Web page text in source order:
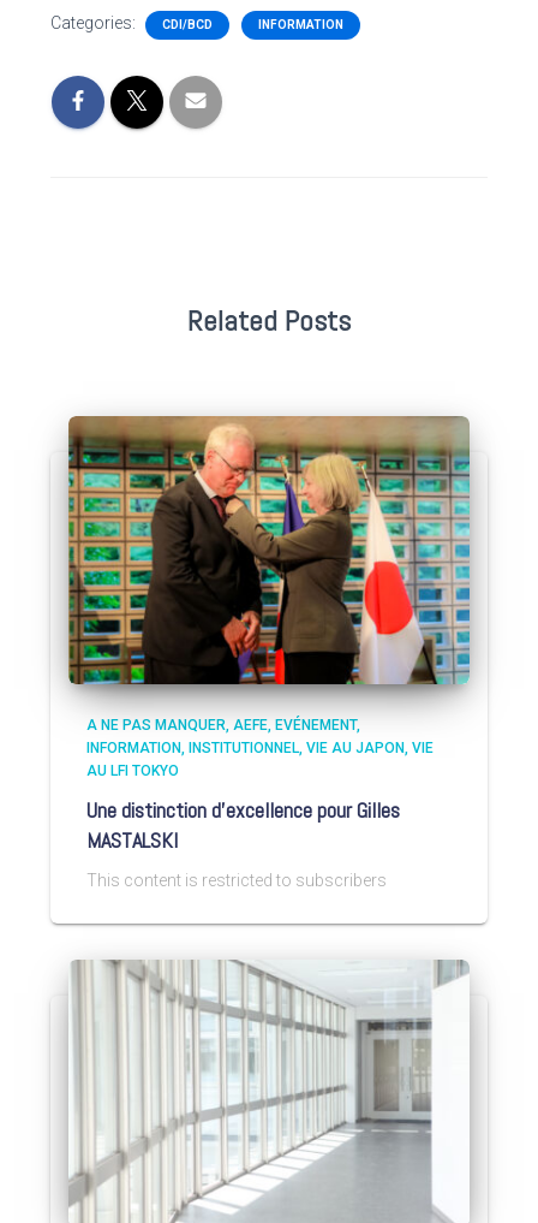
Categories: CDI/BCD INFORMATION
Related Posts
A NE PAS MANQUER AEFE EVÉNEMENT
INFORMATION INSTITUTIONNEL VIE AU JAPON VIE
AU LFI TOKYO
Une distinction d’excellence pour Gilles
MASTALSKI
This content is restricted to subscribers